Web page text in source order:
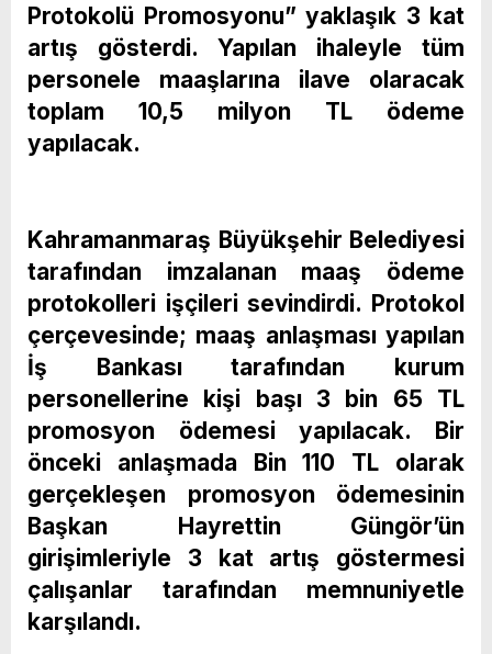
Protokolü Promosyonu” yaklaşık 3 kat
artış gösterdi. Yapılan ihaleyle tüm
personele maaşlarına ilave olaracak
toplam 10,5 milyon TL ödeme
yapılacak.
Kahramanmaraş Büyükşehir Belediyesi
tarafından imzalanan maaş ödeme
protokolleri işçileri sevindirdi. Protokol
çerçevesinde; maaş anlaşması yapılan
İş Bankası tarafından kurum
personellerine kişi başı 3 bin 65 TL
promosyon ödemesi yapılacak. Bir
önceki anlaşmada Bin 110 TL olarak
gerçekleşen promosyon ödemesinin
Başkan Hayrettin Güngör’ün
girişimleriyle 3 kat artış göstermesi
çalışanlar tarafından memnuniyetle
karşılandı.